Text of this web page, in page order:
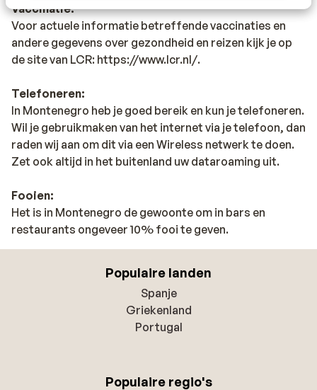
Vaccinatie:
Voor actuele informatie betreffende vaccinaties en
andere gegevens over gezondheid en reizen kijk je op
de site van LCR: https://www.lcr.nl/.
Telefoneren:
In Montenegro heb je goed bereik en kun je telefoneren.
Wil je gebruikmaken van het internet via je telefoon, dan
raden wij aan om dit via een Wireless netwerk te doen.
Zet ook altijd in het buitenland uw dataroaming uit.
Fooien:
Het is in Montenegro de gewoonte om in bars en
restaurants ongeveer 10% fooi te geven.
Populaire landen
Spanje
Griekenland
Portugal
Populaire regio's